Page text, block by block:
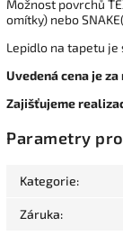
Možnost povrchů
omítky) nebo
Lepidlo na tapetu je
Uvedená cena je
Zajišťujeme
Parametry
Kategorie:
Záruka: